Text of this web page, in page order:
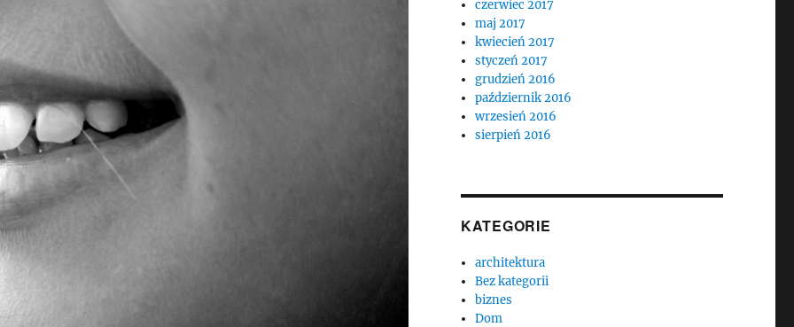
czerwiec 2017
maj 2017
kwiecień 2017
styczeń 2017
grudzień 2016
październik 2016
wrzesień 2016
sierpień 2016
KATEGORIE
architektura
Bez kategorii
biznes
Dom